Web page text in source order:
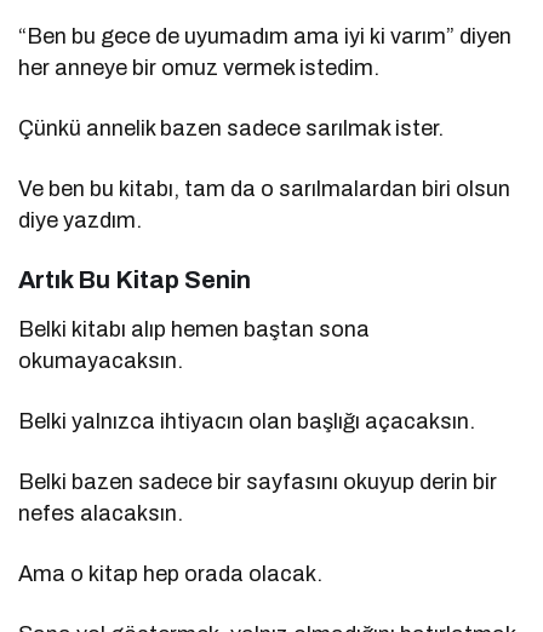
“Ben bu gece de uyumadım ama iyi ki varım” diyen
her anneye bir omuz vermek istedim.
Çünkü annelik bazen sadece sarılmak ister.
Ve ben bu kitabı, tam da o sarılmalardan biri olsun
diye yazdım.
Artık Bu Kitap Senin
Belki kitabı alıp hemen baştan sona
okumayacaksın.
Belki yalnızca ihtiyacın olan başlığı açacaksın.
Belki bazen sadece bir sayfasını okuyup derin bir
nefes alacaksın.
Ama o kitap hep orada olacak.